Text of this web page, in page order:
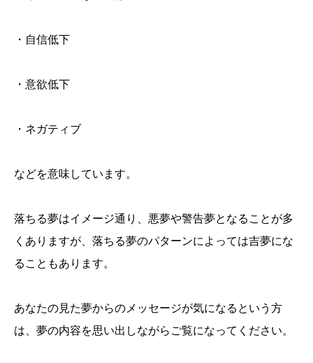
・自信低下
・意欲低下
・ネガティブ
などを意味しています。
落ちる夢はイメージ通り、悪夢や警告夢となることが多
くありますが、落ちる夢のパターンによっては吉夢にな
ることもあります。
あなたの見た夢からのメッセージが気になるという方
は、夢の内容を思い出しながらご覧になってください。